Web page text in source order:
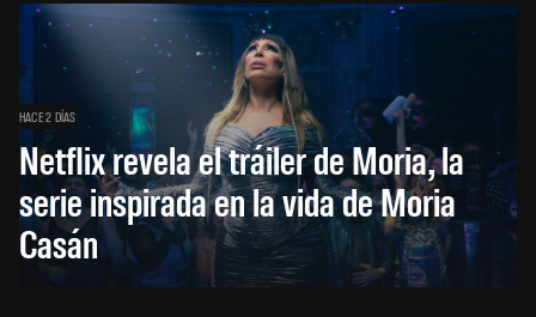
HACE 2 DÍAS
Netflix revela el tráiler de Moria, la
serie inspirada en la vida de Moria
Casán